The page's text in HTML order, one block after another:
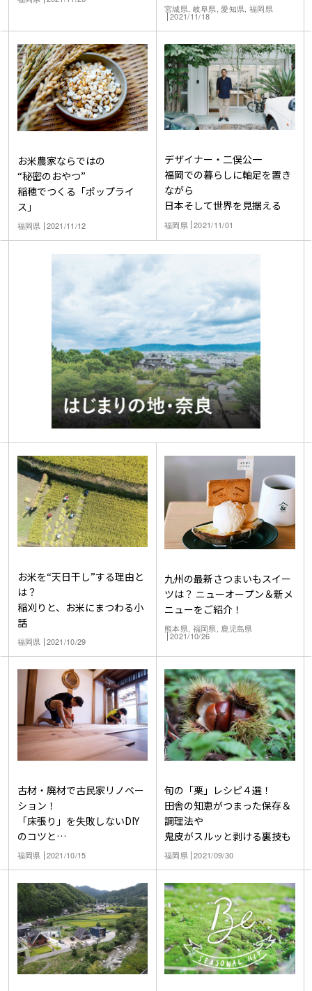
宮城県, 岐阜県, 愛知県, 福岡県
2021/11/18
お米農家ならではの
“秘密のおやつ”
稲穂でつくる「ポップライ
ス」
福岡県 2021/11/12
デザイナー・二俣公一
福岡での暮らしに軸足を置き
ながら
日本そして世界を見据える
福岡県 2021/11/01
お米を“天日干し”する理由と
は？
稲刈りと、お米にまつわる小
話
福岡県 2021/10/29
九州の最新さつまいもスイー
ツは？ ニューオープン＆新メ
ニューをご紹介！
熊本県, 福岡県, 鹿児島県
2021/10/26
古材・廃材で古民家リノベー
ション！
「床張り」を失敗しないDIY
のコツと
ビフォー＆アフターをご紹介
福岡県 2021/10/15
旬の「栗」レシピ４選！
田舎の知恵がつまった保存＆
調理法や
鬼皮がスルッと剥ける裏技も
福岡県 2021/09/30